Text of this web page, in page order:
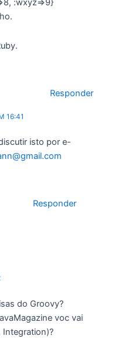
:wxyz=>9}
Responder
16:41
isto por e-
Responder
do Groovy?
voc vai
Integration)?